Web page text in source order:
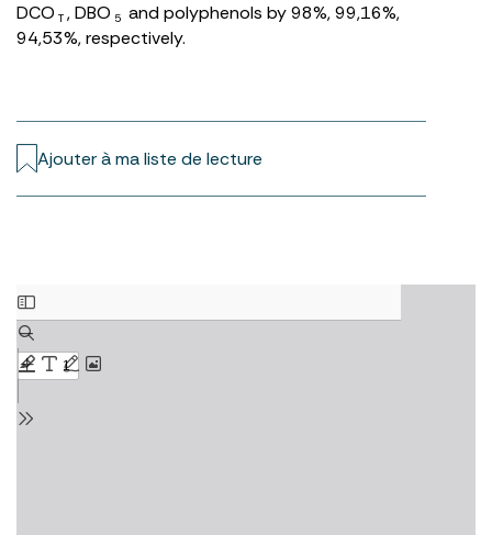
DCO T , DBO 5 and polyphenols by 98%, 99,16%,
94,53%, respectively.
Ajouter à ma liste de lecture